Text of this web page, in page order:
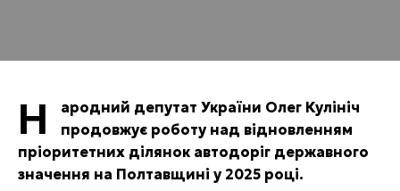
Н
ародний депутат України Олег Кулініч
продовжує роботу над відновленням
пріоритетних ділянок автодоріг державного
значення на Полтавщині у 2025 році.